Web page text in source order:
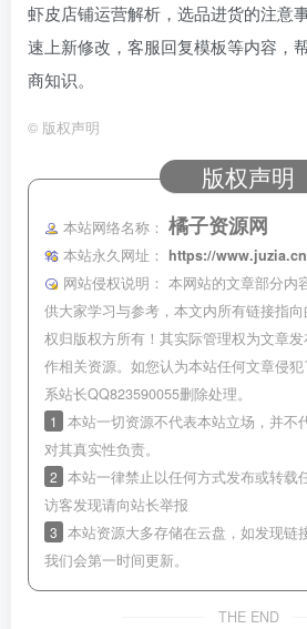
虾皮店铺运营解析，选品进货的注意
速上新修改，客服回复模板等内容，
商知识。
© 版权声明
版权声明
本站网络名称： 橘子资源网
本站永久网址：
https://www.juzia.cn
网站侵权说明： 本网站的文章部分内
供大家学习与参考，本文内所有链接指
权归版权方所有！其实际管理权为文章
作相关资源。如您认为本站任何文章侵
系站长QQ823590055删除处理。
1
本站一切资源不代表本站立场，并不
对其真实性负责。
2 本站一律禁止以任何方式发布或转载
访客发现请向站长举报
3 本站资源大多存储在云盘，如发现链
我们会第一时间更新。
THE END